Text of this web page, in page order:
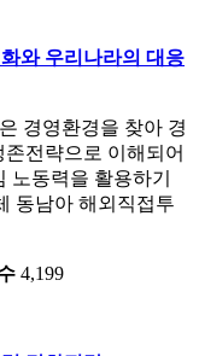
와 우리나라의 대응
경영환경을 찾아 경
전략으로 이해되어
노동력을 활용하기
동남아 해외직접투
4,199